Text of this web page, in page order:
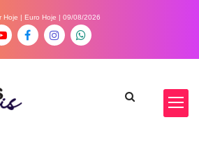
Hoje | Euro Hoje | 09/08/2026